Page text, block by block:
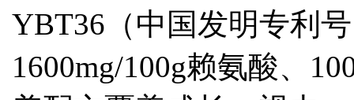
YBT36（中国发明专利
1600mg/100g赖氨酸、